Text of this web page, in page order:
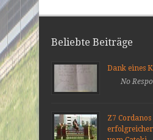
Beliebte Beiträge
Dank eines
No
Z7